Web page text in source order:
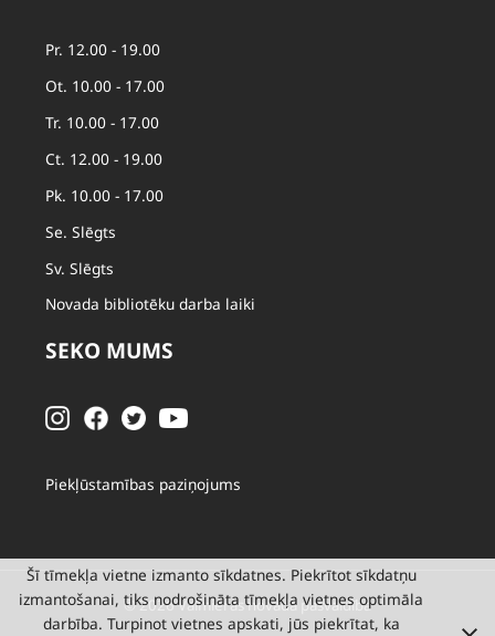
Pr. 12.00 - 19.00
Ot. 10.00 - 17.00
Tr. 10.00 - 17.00
Ct. 12.00 - 19.00
Pk. 10.00 - 17.00
Se. Slēgts
Sv. Slēgts
Novada bibliotēku darba laiki
SEKO MUMS
Piekļūstamības paziņojums
© 2026 Valmieras novada pašvaldība
Šī tīmekļa vietne izmanto sīkdatnes. Piekrītot sīkdatņu
izmantošanai, tiks nodrošināta tīmekļa vietnes optimāla
darbība. Turpinot vietnes apskati, jūs piekrītat, ka